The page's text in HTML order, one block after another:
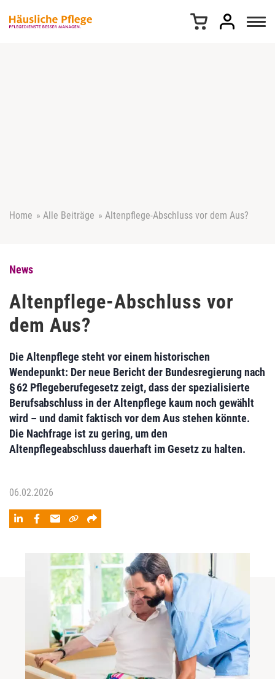
Home » Alle Beiträge » Altenpflege-Abschluss vor dem Aus?
News
Altenpflege-Abschluss vor
dem Aus?
Die Altenpflege steht vor einem historischen
Wendepunkt: Der neue Bericht der Bundesregierung nach
§ 62 Pflegeberufegesetz zeigt, dass der spezialisierte
Berufsabschluss in der Altenpflege kaum noch gewählt
wird – und damit faktisch vor dem Aus stehen könnte.
Die Nachfrage ist zu gering, um den
Altenpflegeabschluss dauerhaft im Gesetz zu halten.
06.02.2026